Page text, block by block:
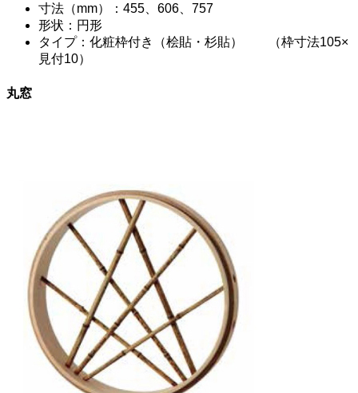
寸法（mm）：455、606、757
形状：円形
タイプ：化粧枠付き（桧貼・杉貼） （枠寸法105×
見付10）
丸窓